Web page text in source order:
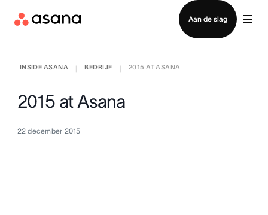
Aan de slag
Contact opnemen met verkoop
INSIDE ASANA BEDRIJF 2015 AT ASANA
2015 at Asana
22 december 2015